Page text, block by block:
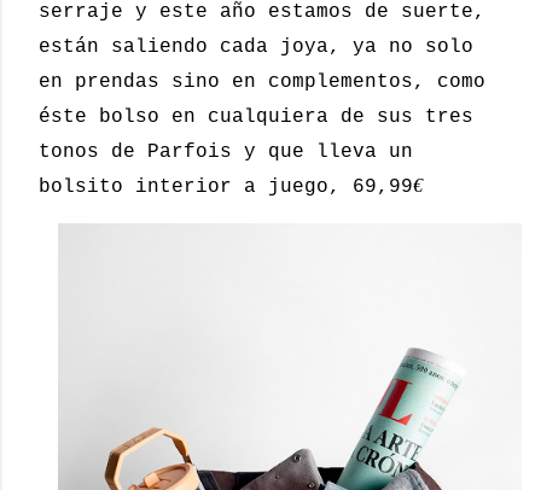
serraje y este año estamos de suerte,
están saliendo cada joya, ya no solo
en prendas sino en complementos, como
éste bolso en cualquiera de sus tres
tonos de Parfois y que lleva un
bolsito interior a juego, 69,99€